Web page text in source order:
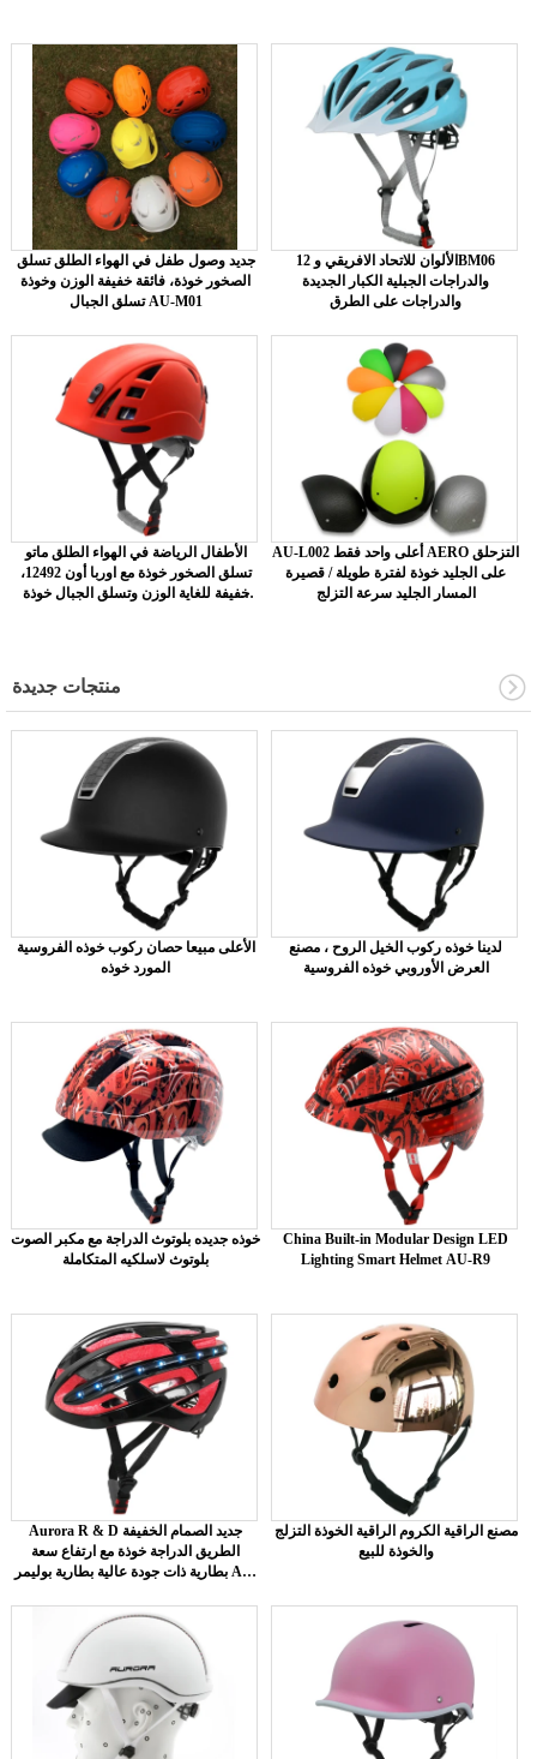
جديد وصول طفل في الهواء الطلق تسلق
الصخور خوذة، فائقة خفيفة الوزن وخوذة
تسلق الجبال AU-M01
12 الألوان للاتحاد الافريقي وBM06
والدراجات الجبلية الكبار الجديدة
والدراجات على الطرق
الأطفال الرياضة في الهواء الطلق ماتو
تسلق الصخور خوذة مع اوربا أون 12492،
خفيفة للغاية الوزن وتسلق الجبال خوذة
AU-L002 أعلى واحد فقط AERO التزحلق
على الجليد خوذة لفترة طويلة / قصيرة
المسار الجليد سرعة التزلج
منتجات جديدة
الأعلى مبيعا حصان ركوب خوذه الفروسية
المورد خوذه
لدينا خوذه ركوب الخيل الروح ، مصنع
العرض الأوروبي خوذه الفروسية
خوذه جديده بلوتوث الدراجة مع مكبر الصوت
بلوتوث لاسلكيه المتكاملة
China Built-in Modular Design LED
Lighting Smart Helmet AU-R9
Aurora R & D جديد الصمام الخفيفة
الطريق الدراجة خوذة مع ارتفاع سعة
بطارية ذات جودة عالية بطارية بوليمر AU-
مصنع الراقية الكروم الراقية الخوذة التزلج
والخوذة للبيع